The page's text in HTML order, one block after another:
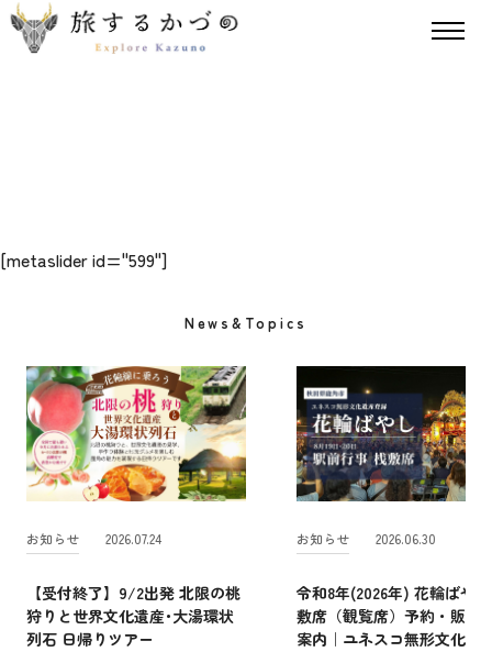
[metaslider id="599"]
News&Topics
お知らせ 2026.07.24
【受付終了】9/2出発 北限の桃
狩りと世界文化遺産･大湯環状
列石 日帰りツアー
お知らせ 2026.06.30
令和8年(2026年) 花輪ばや
敷席（観覧席）予約・販売
案内｜ユネスコ無形文化遺